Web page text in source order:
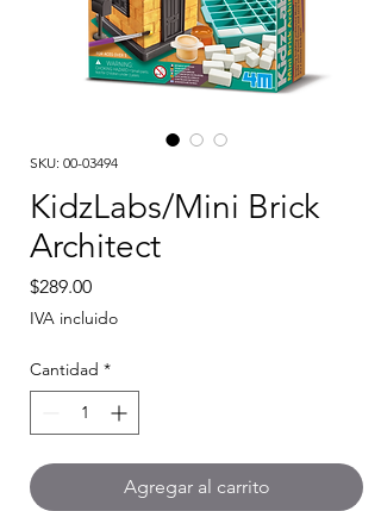
SKU: 00-03494
KidzLabs/Mini Brick
Architect
$289.00Precio
IVA incluido
Cantidad *
Agregar al carrito